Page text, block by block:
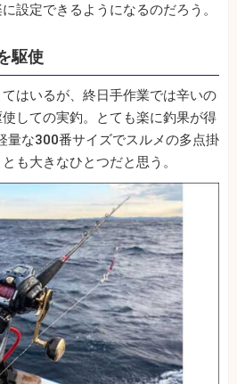
設定できるようになるのだろう。
駆使
はいるが、終日手作業では辛いの
しての実釣。とても楽に釣果が得
量な300番サイズでスルメの多点掛
も大きなひとつだと思う。